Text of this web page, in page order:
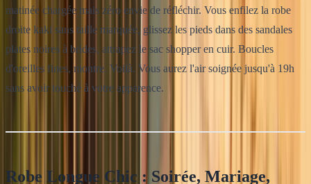
matinée chargée mais zéro envie de réfléchir. Vous enfilez la robe
droite kaki sans taille marquée, glissez les pieds dans des sandales
plates noires à brides, attrapez le sac shopper en cuir. Boucles
d'oreilles fines, montre. Voilà. Vous aurez l'air soignée jusqu'à 19h
sans avoir touché à votre apparence.
Robe Longue Chic : Soirée, Mariage,